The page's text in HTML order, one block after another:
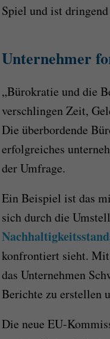
Spiel und ist
Unternehmer
„Bürokratie und die
verschlingen Zeit,
Die überbordende
erfolgreiches
der Umfrage.
Ein Beispiel ist das
sich durch die
konfrontiert sieht. Mit
das Unternehmen
Berichte zu erstellen
Die neue EU-